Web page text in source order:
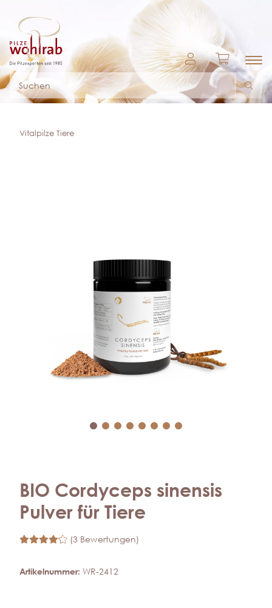
Vitalpilze Tiere
BIO Cordyceps sinensis
Pulver für Tiere
(3 Bewertungen)
Artikelnummer: WR-2412